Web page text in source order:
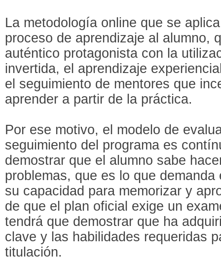
La metodología online que se
proceso de aprendizaje al alumno,
auténtico protagonista con la
invertida, el aprendizaje
el seguimiento de mentores que
aprender a partir de la práctica.
Por ese motivo, el modelo de
seguimiento del programa es
demostrar que el alumno sabe
problemas, que es lo que
su capacidad para memorizar y
de que el plan oficial exige un
tendrá que demostrar que ha
clave y las habilidades requeridas
titulación.